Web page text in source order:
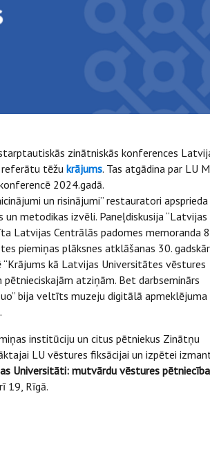
zinātniskās konferences
referātu tēžu krājums. Tas atgādina par LU
2024.gadā.
un risinājumi” restauratori apsprieda
metodikas izvēli. Paneļdiskusija “Latvijas
Latvijas Centrālās padomes memoranda
piemiņas plāksnes atklāšanas 30.
kā Latvijas Universitātes vēstures
atziņām. Bet darbseminārs
bija veltīts muzeju digitālā apmeklējuma
institūciju un citus pētniekus Zinātņu
LU vēstures fiksācijai un izpētei
Universitāti: mutvārdu vēstures
19, Rīgā.